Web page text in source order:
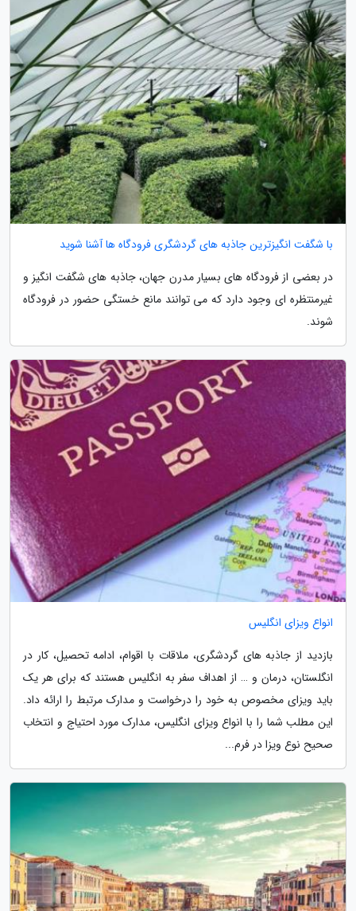
با شگفت انگیزترین جاذبه های گردشگری فرودگاه ها آشنا شوید
در بعضی از فرودگاه های بسیار مدرن جهان، جاذبه های شگفت انگیز و
غیرمنتظره ای وجود دارد که می توانند مانع خستگی حضور در فرودگاه
شوند.
انواع ویزای انگلیس
بازدید از جاذبه های گردشگری، ملاقات با اقوام، ادامه تحصیل، کار در
انگلستان، درمان و … از اهداف سفر به انگلیس هستند که برای هر یک
باید ویزای مخصوص به خود را درخواست و مدارک مرتبط را ارائه داد.
این مطلب شما را با انواع ویزای انگلیس، مدارک مورد احتیاج و انتخاب
صحیح نوع ویزا در فرم...